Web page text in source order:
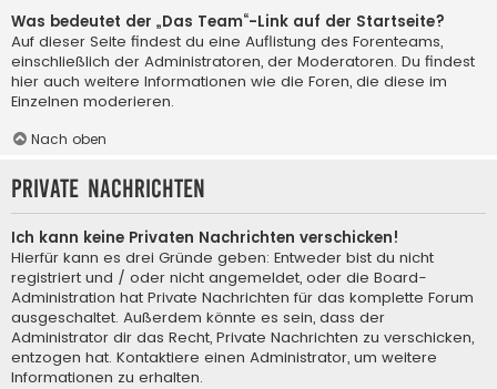
Was bedeutet der „Das Team“-Link auf der Startseite?
Auf dieser Seite findest du eine Auflistung des Forenteams,
einschließlich der Administratoren, der Moderatoren. Du findest
hier auch weitere Informationen wie die Foren, die diese im
Einzelnen moderieren.
Nach oben
Private Nachrichten
Ich kann keine Privaten Nachrichten verschicken!
Hierfür kann es drei Gründe geben: Entweder bist du nicht
registriert und / oder nicht angemeldet, oder die Board-
Administration hat Private Nachrichten für das komplette Forum
ausgeschaltet. Außerdem könnte es sein, dass der
Administrator dir das Recht, Private Nachrichten zu verschicken,
entzogen hat. Kontaktiere einen Administrator, um weitere
Informationen zu erhalten.